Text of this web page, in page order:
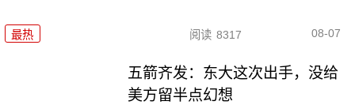
最热 阅读 8317 08-07
五箭齐发：东大这次出手，没给
美方留半点幻想